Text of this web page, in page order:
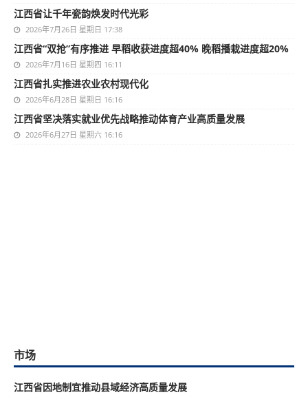
江西省让千年瓷韵焕发时代光彩
2026年7月26日 星期日 17:38
江西省“双抢”有序推进 早稻收获进度超40% 晚稻播栽进度超20%
2026年7月16日 星期四 16:11
江西省扎实推进农业农村现代化
2026年6月28日 星期日 16:16
江西省坚决落实就业优先战略推动体育产业高质量发展
2026年6月27日 星期六 16:16
市场
江西省因地制宜推动县域经济高质量发展